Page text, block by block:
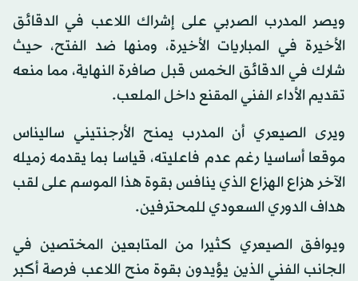
ويصر المدرب الصربي على إشراك اللاعب في الدقائق
الأخيرة في المباريات الأخيرة، ومنها ضد الفتح، حيث
شارك في الدقائق الخمس قبل صافرة النهاية، مما منعه
تقديم الأداء الفني المقنع داخل الملعب.
ويرى الصيعري أن المدرب يمنح الأرجنتيني ساليناس
موقعا أساسيا رغم عدم فاعليته، قياسا بما يقدمه زميله
الآخر هزاع الهزاع الذي ينافس بقوة هذا الموسم على لقب
هداف الدوري السعودي للمحترفين.
ويوافق الصيعري كثيرا من المتابعين المختصين في
الجانب الفني الذين يؤيدون بقوة منح اللاعب فرصة أكبر